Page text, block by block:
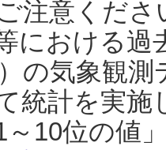
注意くだ
における過
）の気象観
統計を実
～10位の値